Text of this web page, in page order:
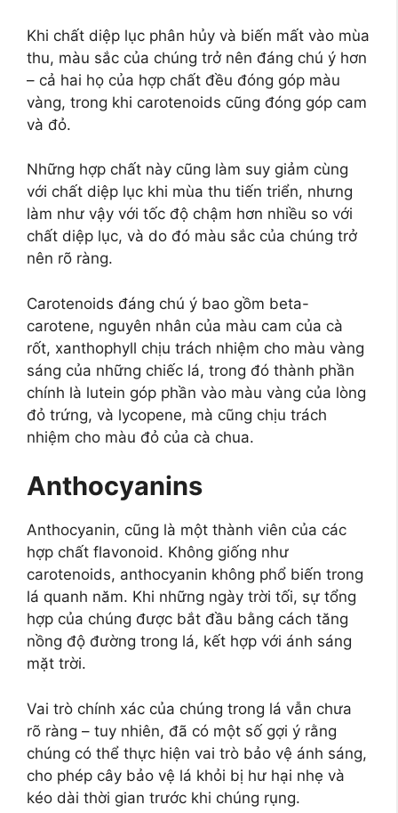
Khi chất diệp lục phân hủy và biến mất vào mùa
thu, màu sắc của chúng trở nên đáng chú ý hơn
– cả hai họ của hợp chất đều đóng góp màu
vàng, trong khi carotenoids cũng đóng góp cam
và đỏ.
Những hợp chất này cũng làm suy giảm cùng
với chất diệp lục khi mùa thu tiến triển, nhưng
làm như vậy với tốc độ chậm hơn nhiều so với
chất diệp lục, và do đó màu sắc của chúng trở
nên rõ ràng.
Carotenoids đáng chú ý bao gồm beta-
carotene, nguyên nhân của màu cam của cà
rốt, xanthophyll chịu trách nhiệm cho màu vàng
sáng của những chiếc lá, trong đó thành phần
chính là lutein góp phần vào màu vàng của lòng
đỏ trứng, và lycopene, mà cũng chịu trách
nhiệm cho màu đỏ của cà chua.
Anthocyanins
Anthocyanin, cũng là một thành viên của các
hợp chất flavonoid. Không giống như
carotenoids, anthocyanin không phổ biến trong
lá quanh năm. Khi những ngày trời tối, sự tổng
hợp của chúng được bắt đầu bằng cách tăng
nồng độ đường trong lá, kết hợp với ánh sáng
mặt trời.
Vai trò chính xác của chúng trong lá vẫn chưa
rõ ràng – tuy nhiên, đã có một số gợi ý rằng
chúng có thể thực hiện vai trò bảo vệ ánh sáng,
cho phép cây bảo vệ lá khỏi bị hư hại nhẹ và
kéo dài thời gian trước khi chúng rụng.